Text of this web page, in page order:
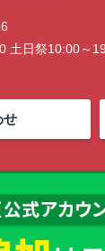
土日祭10:00～
せ